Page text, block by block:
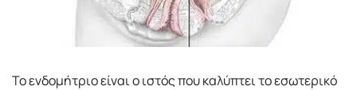
Το ενδομήτριο είναι ο ιστός που καλύπτει το εσωτερικό